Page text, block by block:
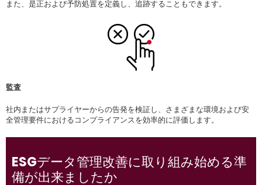
また、是正および予防処置を定義し、追跡することもできます。
監査
社内またはサプライヤーからの告発を検証し、さまざまな環境および安
全管理要件におけるコンプライアンスを効率的に評価します。
ESGデータ管理改善に取り組み始める準
備が出来ましたか